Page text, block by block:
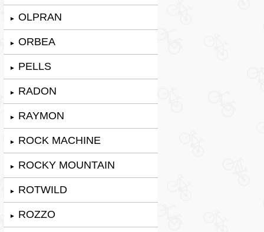
► OLPRAN
► ORBEA
► PELLS
► RADON
► RAYMON
► ROCK MACHINE
► ROCKY MOUNTAIN
► ROTWILD
► ROZZO